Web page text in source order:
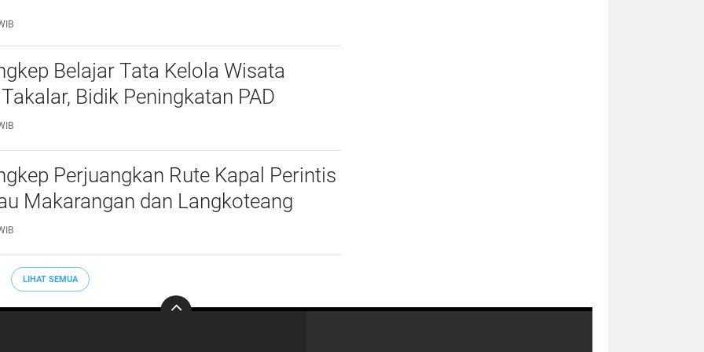
Belajar Tata Kelola Wisata
Bidik Peningkatan PAD
Perjuangkan Rute Kapal Perintis
Makarangan dan Langkoteang
LIHAT SEMUA